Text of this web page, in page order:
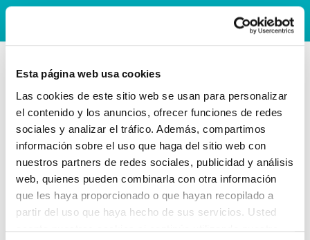
Esta página web usa cookies
Las cookies de este sitio web se usan para personalizar
el contenido y los anuncios, ofrecer funciones de redes
sociales y analizar el tráfico. Además, compartimos
información sobre el uso que haga del sitio web con
nuestros partners de redes sociales, publicidad y análisis
web, quienes pueden combinarla con otra información
que les haya proporcionado o que hayan recopilado a
partir del uso que haya hecho de sus servicios. Usted